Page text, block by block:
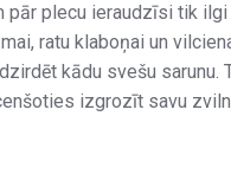
pār plecu ieraudzīsi tik
ratu klaboņai un
kādu svešu sarunu.
izgrozīt savu